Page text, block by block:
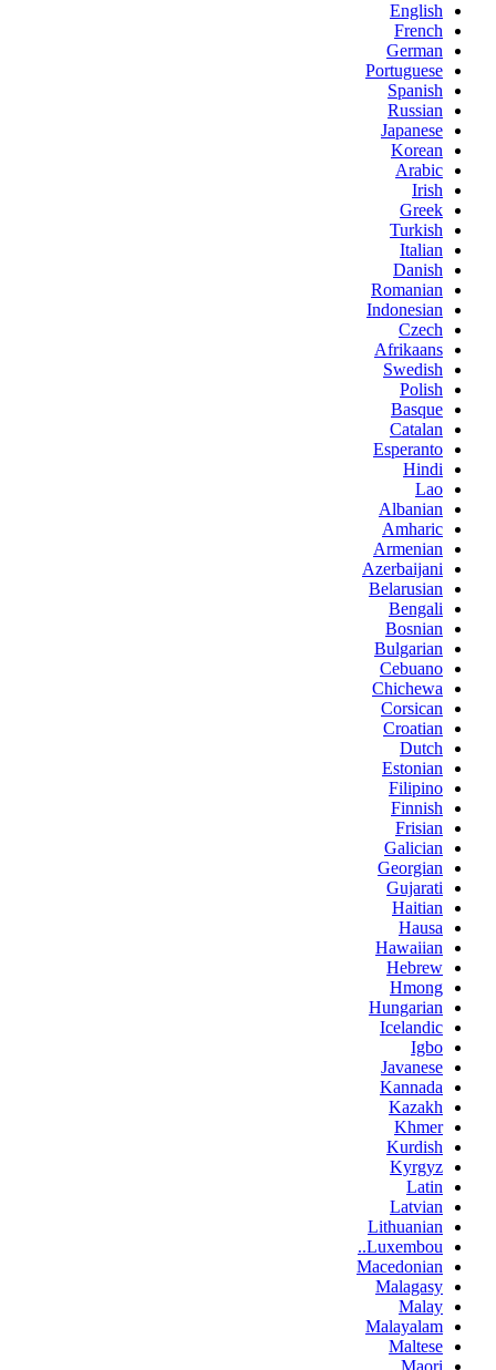
English
French
German
Portuguese
Spanish
Russian
Japanese
Korean
Arabic
Irish
Greek
Turkish
Italian
Danish
Romanian
Indonesian
Czech
Afrikaans
Swedish
Polish
Basque
Catalan
Esperanto
Hindi
Lao
Albanian
Amharic
Armenian
Azerbaijani
Belarusian
Bengali
Bosnian
Bulgarian
Cebuano
Chichewa
Corsican
Croatian
Dutch
Estonian
Filipino
Finnish
Frisian
Galician
Georgian
Gujarati
Haitian
Hausa
Hawaiian
Hebrew
Hmong
Hungarian
Icelandic
Igbo
Javanese
Kannada
Kazakh
Khmer
Kurdish
Kyrgyz
Latin
Latvian
Lithuanian
Luxembou..
Macedonian
Malagasy
Malay
Malayalam
Maltese